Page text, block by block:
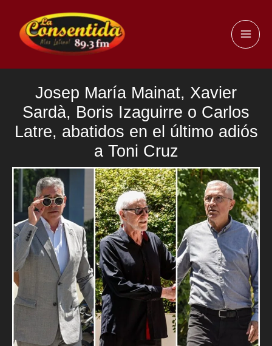
contenido
Josep María Mainat, Xavier
Sardà, Boris Izaguirre o Carlos
Latre, abatidos en el último adiós
a Toni Cruz